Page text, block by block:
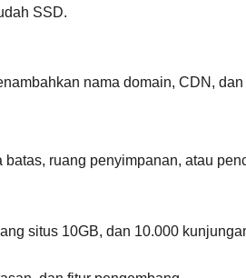
SSD.
nama domain, CDN,
ruang penyimpanan, atau
situs 10GB, dan 10.000